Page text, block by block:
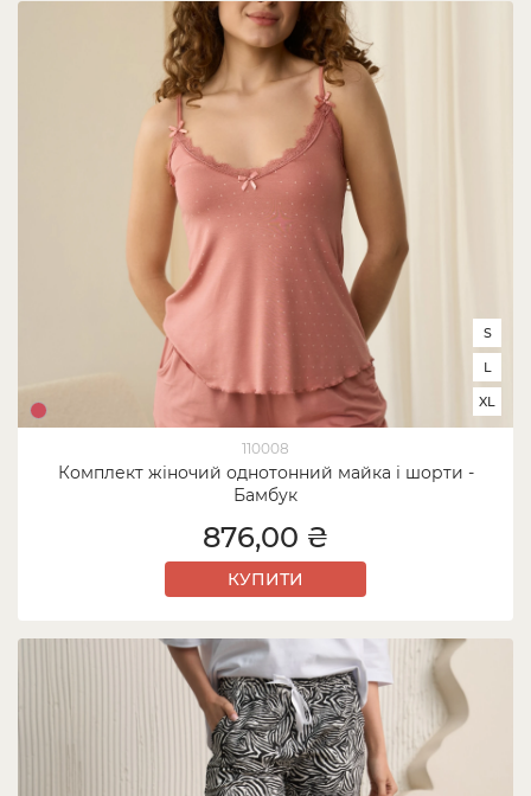
110008
Комплект жіночий однотонний майка і шорти -
Бамбук
S
L
XL
876,00 ₴
КУПИТИ